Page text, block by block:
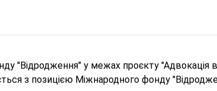
"Відродження" у межах проєкту "Адвокація
з позицією Міжнародного фонду